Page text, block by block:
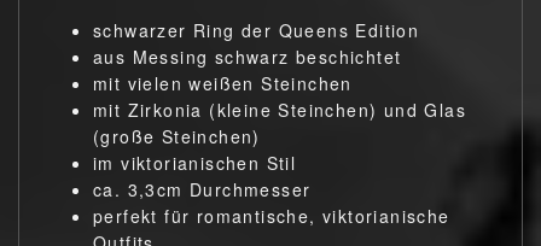
schwarzer Ring der Queens Edition
aus Messing schwarz beschichtet
mit vielen weißen Steinchen
mit Zirkonia (kleine Steinchen) und Glas
(große Steinchen)
im viktorianischen Stil
ca. 3,3cm Durchmesser
perfekt für romantische, viktorianische